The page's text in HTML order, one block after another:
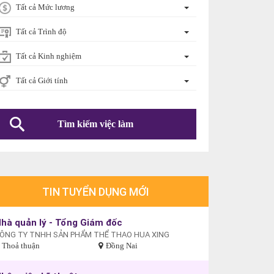
Tất cả Mức lương
Tất cả Trình độ
Tất cả Kinh nghiệm
Tất cả Giới tính
TIN TUYỂN DỤNG MỚI
quản lý - Tổng Giám đốc
TY TNHH SẢN PHẨM THỂ THAO HUA XING
Thoả thuận Đồng Nai